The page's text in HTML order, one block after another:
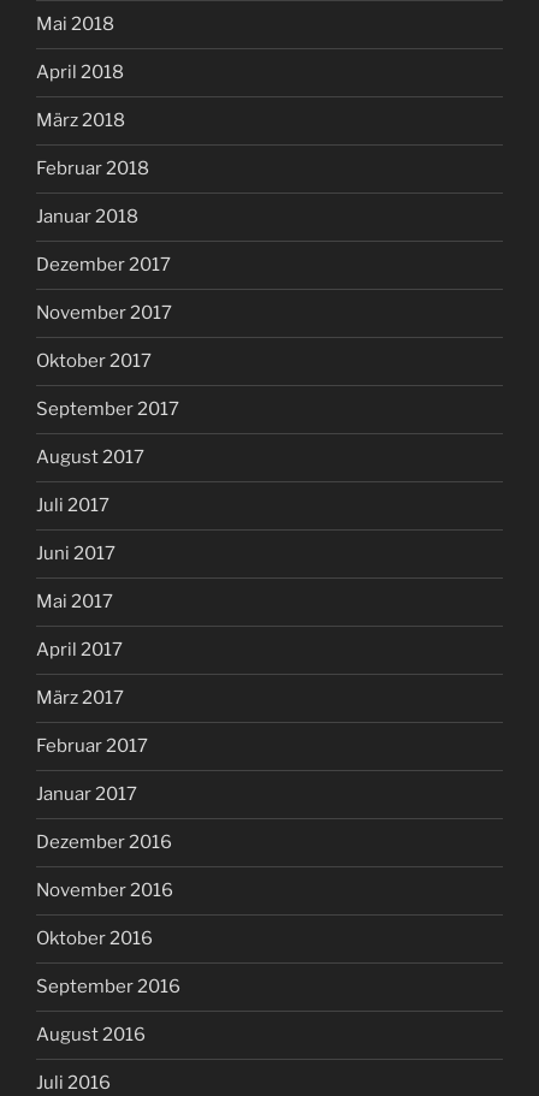
Mai 2018
April 2018
März 2018
Februar 2018
Januar 2018
Dezember 2017
November 2017
Oktober 2017
September 2017
August 2017
Juli 2017
Juni 2017
Mai 2017
April 2017
März 2017
Februar 2017
Januar 2017
Dezember 2016
November 2016
Oktober 2016
September 2016
August 2016
Juli 2016